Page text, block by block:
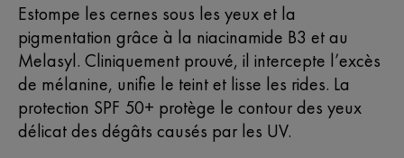
Estompe les cernes sous les yeux et la
pigmentation grâce à la niacinamide B3 et au
Melasyl. Cliniquement prouvé, il intercepte l’excès
de mélanine, unifie le teint et lisse les rides. La
protection SPF 50+ protège le contour des yeux
délicat des dégâts causés par les UV.